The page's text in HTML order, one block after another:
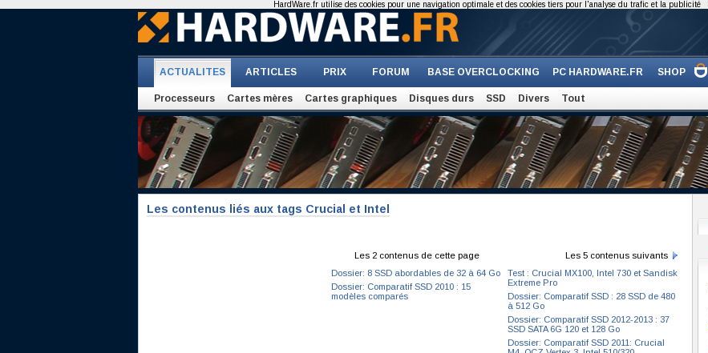
ACTUALITES ARTICLES PRIX FORUM BASE OVERCLOCKING PC HARDWARE.FR SHOP
Processeurs Cartes mères Cartes graphiques Disques durs SSD Divers Tout
Les contenus liés aux tags Crucial et Intel
Les 2 contenus de cette page
Dossier: 8 SSD abordables de 32 à 64 Go
Dossier: Comparatif SSD 2010 : 15
modèles comparés
Les 5 contenus suivants
Test : Crucial MX100, Intel 730 et Sandisk
Extreme Pro
Dossier: Comparatif SSD : 28 SSD de 480
à 512 Go
Dossier: Comparatif SSD 2012-2013 : 37
SSD SATA 6G 120 et 128 Go
Dossier: Comparatif SSD 2011: Crucial
HardWare.fr utilise des cookies pour une navigation optimale et des cookies tiers pour l'analyse du trafic et la publicité